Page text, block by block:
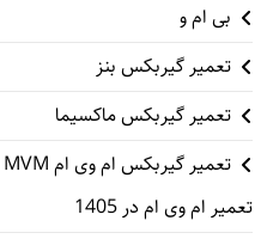
بی ام و
تعمیر گیربکس بنز
تعمیر گیربکس ماکسیما
تعمیر ام وی ام در 1405